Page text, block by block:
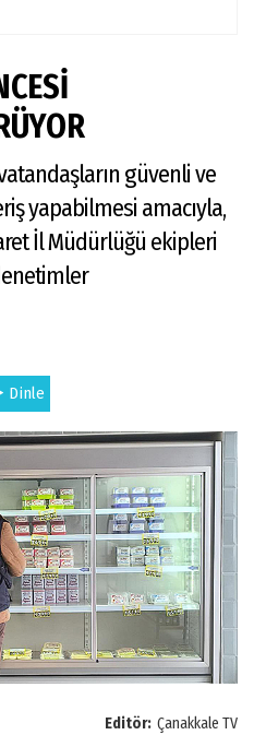
güvenli ve
yapabilmesi amacıyla,
İl Müdürlüğü ekipleri
Dinle
Editör: Çanakkale TV